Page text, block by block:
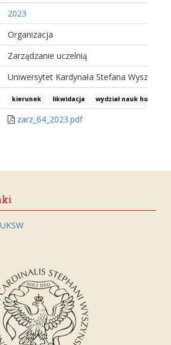
2023
Organizacja
Zarządzanie uczelnią
Uniwersytet Kardynała Stefana
kierunek likwidacja wydział nauk
zarz_64_2023.pdf